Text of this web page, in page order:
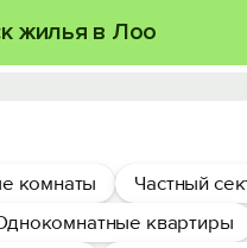
жилья в Лоо
комнаты
Частный
квартиры